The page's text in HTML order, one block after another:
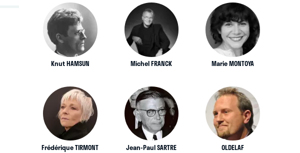
Knut HAMSUN Michel FRANCK Marie MONTOYA
Frédérique TIRMONT Jean-Paul SARTRE OLDELAF